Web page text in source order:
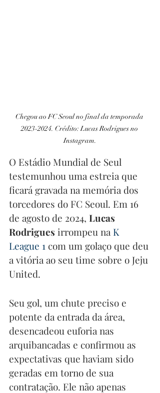
Chegou ao FC Seoul no final da temporada
2023-2024. Crédito: Lucas Rodrigues no
Instagram.
O Estádio Mundial de Seul
testemunhou uma estreia que
ficará gravada na memória dos
torcedores do FC Seoul. Em 16
de agosto de 2024, Lucas
Rodrigues irrompeu na K
League 1 com um golaço que deu
a vitória ao seu time sobre o Jeju
United.
Seu gol, um chute preciso e
potente da entrada da área,
desencadeou euforia nas
arquibancadas e confirmou as
expectativas que haviam sido
geradas em torno de sua
contratação. Ele não apenas